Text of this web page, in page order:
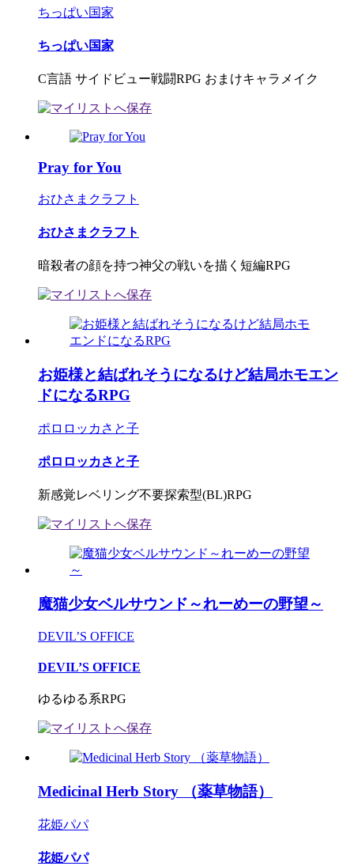
ちっぱい国家
ちっぱい国家
C言語 サイドビュー戦闘RPG おまけキャラメイク
Pray for You
おひさまクラフト
おひさまクラフト
暗殺者の顔を持つ神父の戦いを描く短編RPG
お姫様と結ばれそうになるけど結局ホモエン
ドになるRPG
ポロロッカさと子
ポロロッカさと子
新感覚レベリング不要探索型(BL)RPG
魔猫少女ベルサウンド～れーめーの野望～
DEVIL’S OFFICE
DEVIL’S OFFICE
ゆるゆる系RPG
Medicinal Herb Story （薬草物語）
花姫パパ
花姫パパ